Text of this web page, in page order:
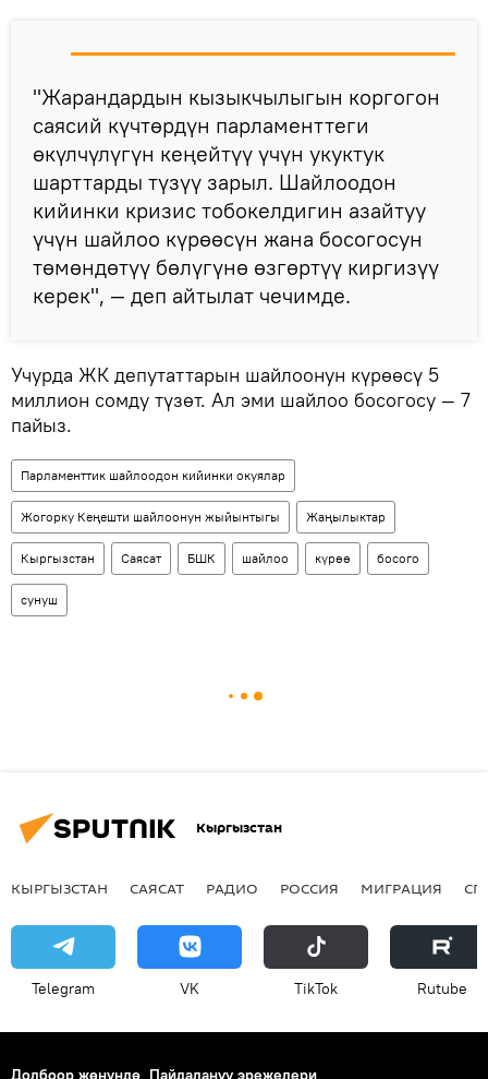
"Жарандардын кызыкчылыгын коргогон
саясий күчтөрдүн парламенттеги
өкүлчүлүгүн кеңейтүү үчүн укуктук
шарттарды түзүү зарыл. Шайлоодон
кийинки кризис тобокелдигин азайтуу
үчүн шайлоо күрөөсүн жана босогосун
төмөндөтүү бөлүгүнө өзгөртүү киргизүү
керек", — деп айтылат чечимде.
Учурда ЖК депутаттарын шайлоонун күрөөсү 5
миллион сомду түзөт. Ал эми шайлоо босогосу — 7
пайыз.
Парламенттик шайлоодон кийинки окуялар
Жогорку Кеңешти шайлоонун жыйынтыгы Жаңылыктар
Кыргызстан Саясат БШК шайлоо күрөө босого
сунуш
Кыргызстан
КЫРГЫЗСТАН САЯСАТ РАДИО РОССИЯ МИГРАЦИЯ
Telegram VK ТikТоk Rutube
Долбоор жөнүндө Пайдалануу эрежелери